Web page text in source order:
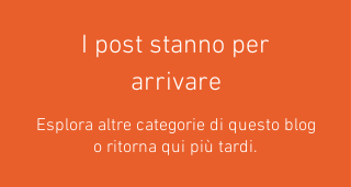
I post stanno per
arrivare
Esplora altre categorie di questo blog
o ritorna qui più tardi.